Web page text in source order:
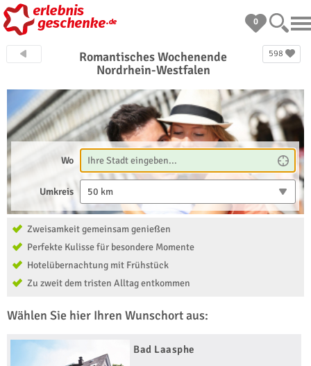
0
598
Romantisches Wochenende
Nordrhein-Westfalen
Wo
Umkreis 50 km
Zweisamkeit gemeinsam genießen
Perfekte Kulisse für besondere Momente
Hotelübernachtung mit Frühstück
Zu zweit dem tristen Alltag entkommen
Wählen Sie hier Ihren Wunschort aus:
Bad Laasphe